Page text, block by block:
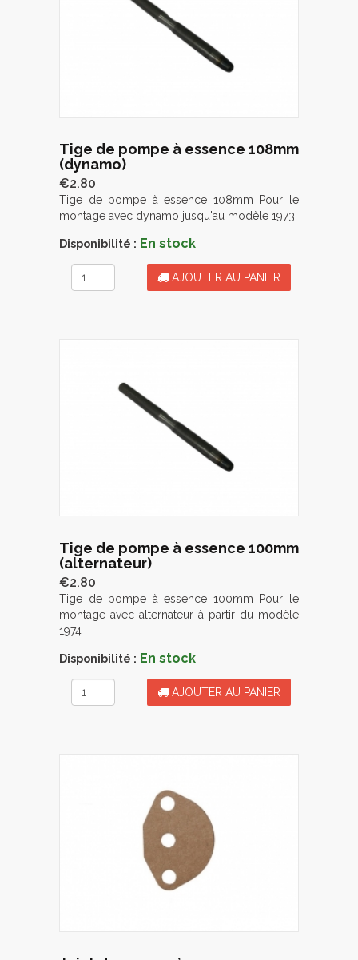
Tige de pompe à essence 108mm
(dynamo)
€2.80
Tige de pompe à essence 108mm Pour le
montage avec dynamo jusqu'au modèle 1973
Disponibilité : En stock
AJOUTER AU PANIER
Tige de pompe à essence 100mm
(alternateur)
€2.80
Tige de pompe à essence 100mm Pour le
montage avec alternateur à partir du modèle
1974
Disponibilité : En stock
AJOUTER AU PANIER